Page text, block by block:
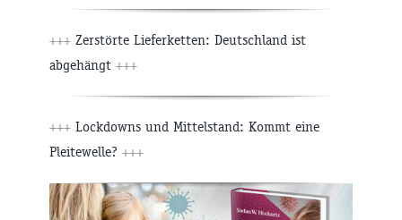
+++ Zerstörte Lieferketten: Deutschland ist
abgehängt +++
+++ Lockdowns und Mittelstand: Kommt eine
Pleitewelle? +++